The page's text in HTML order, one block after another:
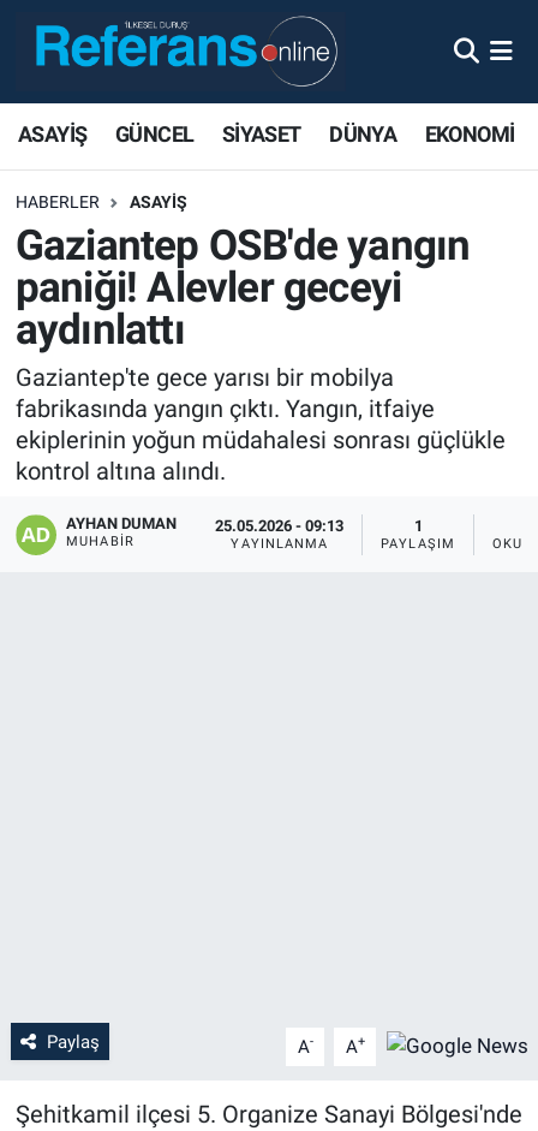
ASAYİŞ GÜNCEL SİYASET DÜNYA EKONOMİ
HABERLER ASAYİŞ
Gaziantep OSB'de yangın
paniği! Alevler geceyi
aydınlattı
Gaziantep'te gece yarısı bir mobilya
fabrikasında yangın çıktı. Yangın, itfaiye
ekiplerinin yoğun müdahalesi sonrası güçlükle
kontrol altına alındı.
AYHAN DUMAN
MUHABIR
25.05.2026 - 09:13
YAYINLANMA
1
PAYLAŞIM
Paylaş A- A+
Şehitkamil ilçesi 5. Organize Sanayi Bölgesi'nde